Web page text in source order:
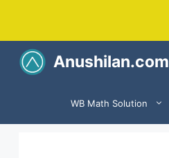
content
Anushilan.com
WB Math Solution